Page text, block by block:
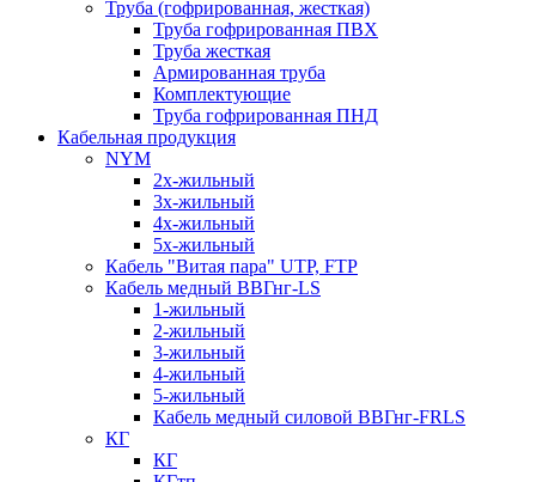
Труба (гофрированная, жесткая)
Труба гофрированная ПВХ
Труба жесткая
Армированная труба
Комплектующие
Труба гофрированная ПНД
Кабельная продукция
NYM
2х-жильный
3х-жильный
4х-жильный
5х-жильный
Кабель "Витая пара" UTP, FTP
Кабель медный ВВГнг-LS
1-жильный
2-жильный
3-жильный
4-жильный
5-жильный
Кабель медный силовой ВВГнг-FRLS
КГ
КГ